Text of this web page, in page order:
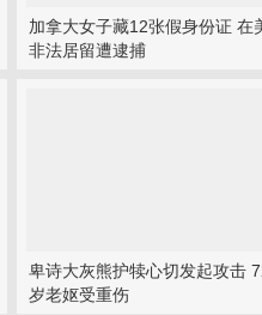
加拿大女子藏12张假身份证 在
非法居留遭逮捕
卑诗大灰熊护犊心切发起攻击
岁老妪受重伤